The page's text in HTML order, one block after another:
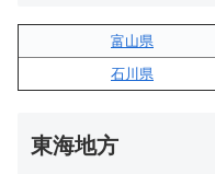
富山県
石川県
東海地方